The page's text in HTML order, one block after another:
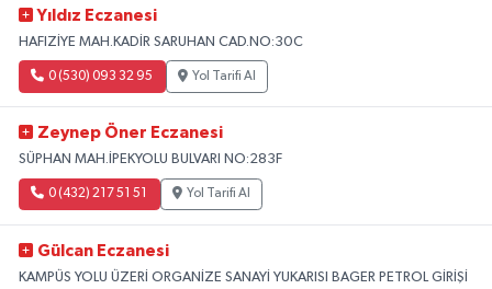
Yıldız Eczanesi
HAFIZİYE MAH.KADİR SARUHAN CAD.NO:30C
0 (530) 093 32 95 Yol Tarifi Al
Zeynep Öner Eczanesi
SÜPHAN MAH.İPEKYOLU BULVARI NO:283F
0 (432) 217 51 51 Yol Tarifi Al
Gülcan Eczanesi
KAMPÜS YOLU ÜZERİ ORGANİZE SANAYİ YUKARISI BAGER PETROL GİRİŞİ